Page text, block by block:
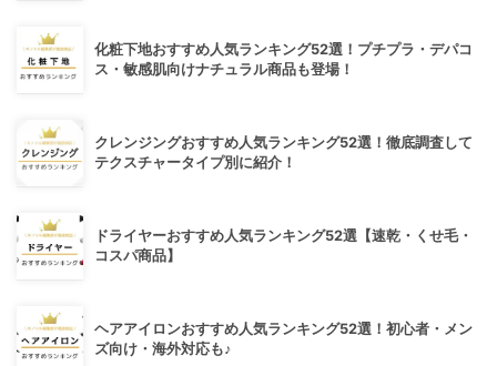
化粧下地おすすめ人気ランキング52選！プチプラ・デパコ
ス・敏感肌向けナチュラル商品も登場！
クレンジングおすすめ人気ランキング52選！徹底調査して
テクスチャータイプ別に紹介！
ドライヤーおすすめ人気ランキング52選【速乾・くせ毛・
コスパ商品】
ヘアアイロンおすすめ人気ランキング52選！初心者・メン
ズ向け・海外対応も♪